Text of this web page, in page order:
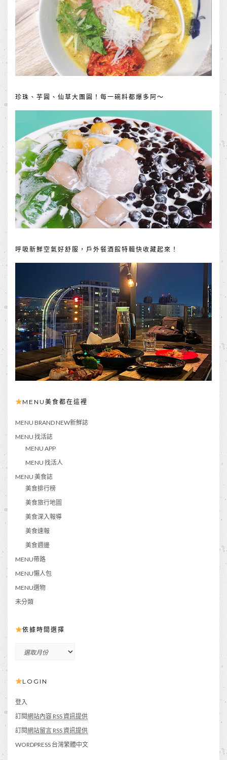
珍珠、芋圓、仙草大團圓！每一碗料都爆多阿～
呼吸新鮮空氣好舒服，戶外餐酒館特輯快收藏起來！
MENU美食都在這裡
MENU BRAND NEW新鮮誌
MENU 找活誌
MENU APP
MENU 找活人
MENU 美食誌
美食排行榜
美食旅行地圖
美食深入報導
美食速報
美食週邊
MENU帶路
MENU懶人包
MENU選物
未分類
依據時間選擇
間
擇
LOGIN
登入
訂閱網站內容 RSS 資訊提供
訂閱網站留言 RSS 資訊提供
WORDPRESS 台灣繁體中文